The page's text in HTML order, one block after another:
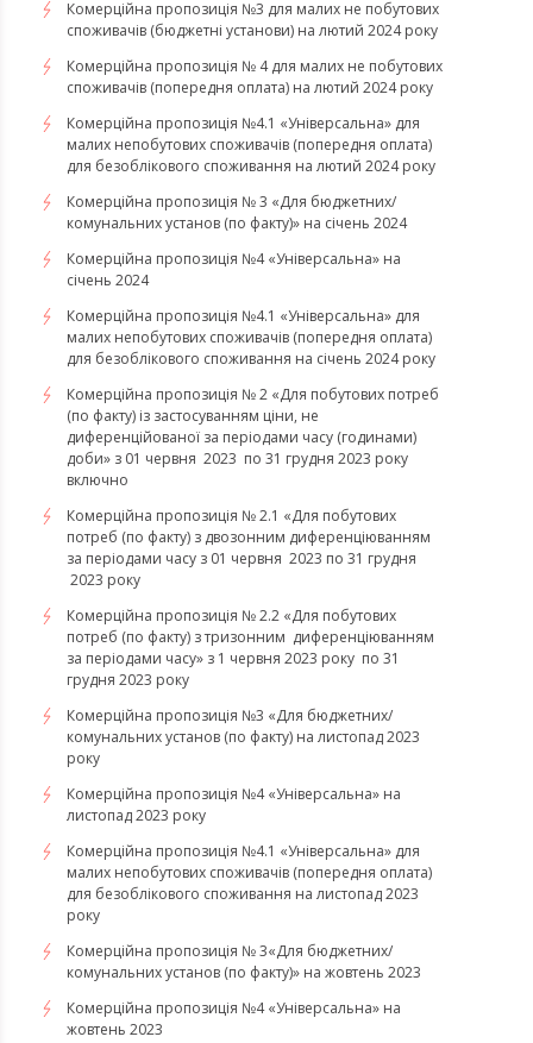
Комерційна пропозиція №3 для малих не побутових
споживачів (бюджетні установи) на лютий 2024 року
Комерційна пропозиція № 4 для малих не побутових
споживачів (попередня оплата) на лютий 2024 року
Комерційна пропозиція №4.1 «Універсальна» для
малих непобутових споживачів (попередня оплата)
для безоблікового споживання на лютий 2024 року
Комерційна пропозиція № 3 «Для бюджетних/
комунальних установ (по факту)» на січень 2024
Комерційна пропозиція №4 «Універсальна» на
січень 2024
Комерційна пропозиція №4.1 «Універсальна» для
малих непобутових споживачів (попередня оплата)
для безоблікового споживання на січень 2024 року
Комерційна пропозиція № 2 «Для побутових потреб
(по факту) із застосуванням ціни, не
диференційованої за періодами часу (годинами)
доби» з 01 червня 2023 по 31 грудня 2023 року
включно
Комерційна пропозиція № 2.1 «Для побутових
потреб (по факту) з двозонним диференціюванням
за періодами часу з 01 червня 2023 по 31 грудня
2023 року
Комерційна пропозиція № 2.2 «Для побутових
потреб (по факту) з тризонним диференціюванням
за періодами часу» з 1 червня 2023 року по 31
грудня 2023 року
Комерційна пропозиція №3 «Для бюджетних/
комунальних установ (по факту) на листопад 2023
року
Комерційна пропозиція №4 «Універсальна» на
листопад 2023 року
Комерційна пропозиція №4.1 «Універсальна» для
малих непобутових споживачів (попередня оплата)
для безоблікового споживання на листопад 2023
року
Комерційна пропозиція № 3«Для бюджетних/
комунальних установ (по факту)» на жовтень 2023
Комерційна пропозиція №4 «Універсальна» на
жовтень 2023